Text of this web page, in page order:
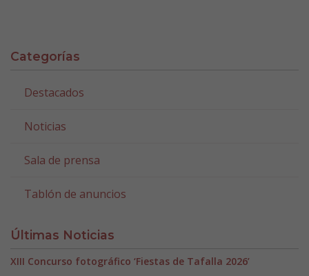
Categorías
Destacados
Noticias
Sala de prensa
Tablón de anuncios
Últimas Noticias
XIII Concurso fotográfico ‘Fiestas de Tafalla 2026’